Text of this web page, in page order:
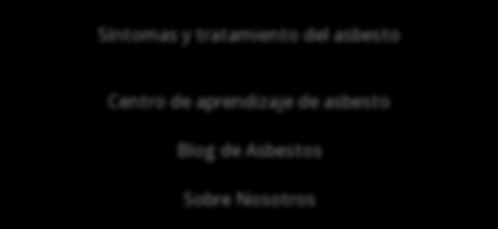
Síntomas y tratamiento del asbesto
Centro de aprendizaje de asbesto
Blog de Asbestos
Sobre Nosotros